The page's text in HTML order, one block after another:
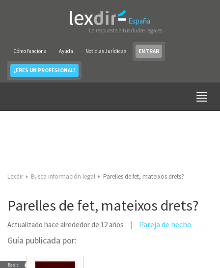
España
La respuesta a tus dudas legales
Cómo funciona Ayuda Noticias Jurídicas ENTRAR
¿ERES UN PROFESIONAL?
Lexdir Busca información legal Parelles de fet, mateixos drets?
Parelles de fet, mateixos drets?
Actualizado hace alrededor de 12 años Pareja de hecho
Guía publicada por:
Basic